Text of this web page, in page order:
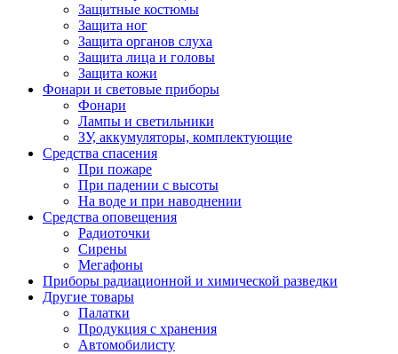
Защитные костюмы
Защита ног
Защита органов слуха
Защита лица и головы
Защита кожи
Фонари и световые приборы
Фонари
Лампы и светильники
ЗУ, аккумуляторы, комплектующие
Средства спасения
При пожаре
При падении с высоты
На воде и при наводнении
Средства оповещения
Радиоточки
Сирены
Мегафоны
Приборы радиационной и химической разведки
Другие товары
Палатки
Продукция с хранения
Автомобилисту